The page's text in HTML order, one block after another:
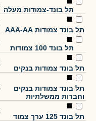
תל בונד-צמודות מעלה
תל בונד צמודות AAA-AA
תל בונד 100 צמודות
תל בונד צמודות בנקים
תל בונד צמודות בנקים
וחברות ממשלתיות
תל בונד 125 ערך צמוד